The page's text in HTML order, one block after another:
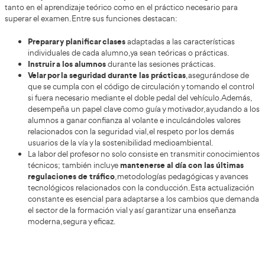
obtener la capacitación necesaria a fin de convertirte en
autoescuela. Formarte con AT Academia del
avanzada, materiales actualizados y orientación
enfoque garantiza una preparación sólida y efectiva,
herramientas necesarias para superar los exámenes
un alto nivel de capacitación profesional en el ámbito
Oportunidades y salidas profesionales en
Convertirse en instructor de autoescuelaabre muchas
de enseñar a conducir. Los profesores de autoescuela
diversos campos profesionales relacionados con la